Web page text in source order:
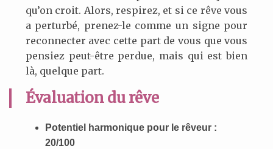
qu’on croit. Alors, respirez, et si ce rêve vous
a perturbé, prenez-le comme un signe pour
reconnecter avec cette part de vous que vous
pensiez peut-être perdue, mais qui est bien
là, quelque part.
Évaluation du rêve
Potentiel harmonique pour le rêveur :
20/100